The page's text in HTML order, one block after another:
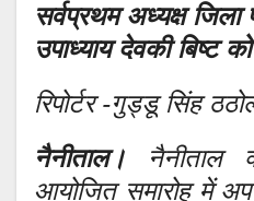
सर्वप्रथम अध्यक्ष जिला
उपाध्याय देवकी बिष्ट
रिपोर्टर -गुड्डू सिंह
नैनीताल। नैनीताल
आयोजित समारोह में